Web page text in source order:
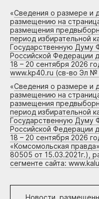
«Сведения о размере и
размещению на
размещения
период избирательной
Государственную Думу
Российской Федерации
18 – 20 сентября 2026
www.kp40.ru (св-во Эл
«Сведения о размере и
размещению на
размещения
период избирательной
Государственную Думу
Российской Федерации
18 – 20 сентября 2026
«Комсомольская
80505 от 15.03.2021г.),
сегменте сайта: